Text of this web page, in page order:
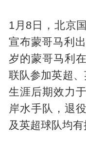
1月8日，北京
宣布蒙哥马利
岁的蒙哥马利
联队参加英超
生涯后期效力
岸水手队，退
及英超球队均有